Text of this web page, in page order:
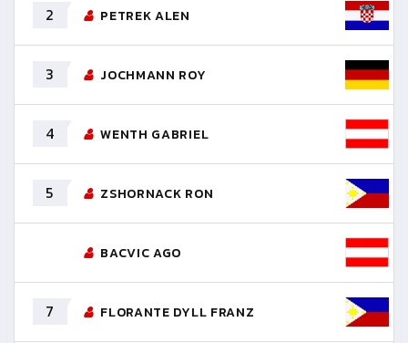
2 PETREK ALEN
3 JOCHMANN ROY
4 WENTH GABRIEL
5 ZSHORNACK RON
BACVIC AGO
7 FLORANTE DYLL FRANZ